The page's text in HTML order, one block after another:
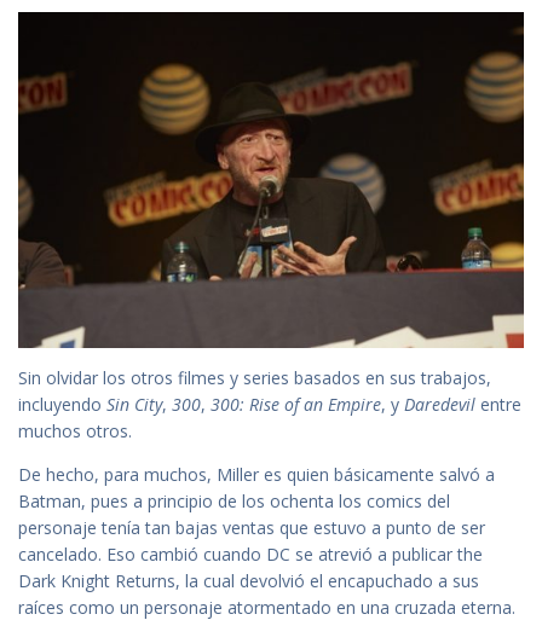
Sin olvidar los otros filmes y series basados en sus trabajos,
incluyendo Sin City, 300, 300: Rise of an Empire, y Daredevil entre
muchos otros.
De hecho, para muchos, Miller es quien básicamente salvó a
Batman, pues a principio de los ochenta los comics del
personaje tenía tan bajas ventas que estuvo a punto de ser
cancelado. Eso cambió cuando DC se atrevió a publicar the
Dark Knight Returns, la cual devolvió el encapuchado a sus
raíces como un personaje atormentado en una cruzada eterna.